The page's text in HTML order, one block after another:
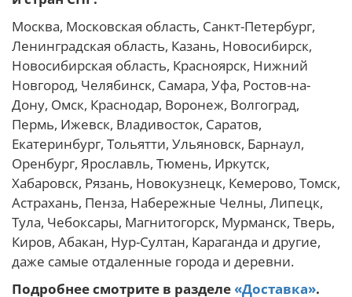
Москва, Московская область, Санкт-Петербург,
Ленинградская область, Казань, Новосибирск,
Новосибирская область, Красноярск, Нижний
Новгород, Челябинск, Самара, Уфа, Ростов-на-
Дону, Омск, Краснодар, Воронеж, Волгоград,
Пермь, Ижевск, Владивосток, Саратов,
Екатеринбург, Тольятти, Ульяновск, Барнаул,
Оренбург, Ярославль, Тюмень, Иркутск,
Хабаровск, Рязань, Новокузнецк, Кемерово, Томск,
Астрахань, Пенза, Набережные Челны, Липецк,
Тула, Чебоксары, Магнитогорск, Мурманск, Тверь,
Киров, Абакан, Нур-Султан, Караганда и другие,
даже самые отдаленные города и деревни.
Подробнее смотрите в разделе «Доставка».